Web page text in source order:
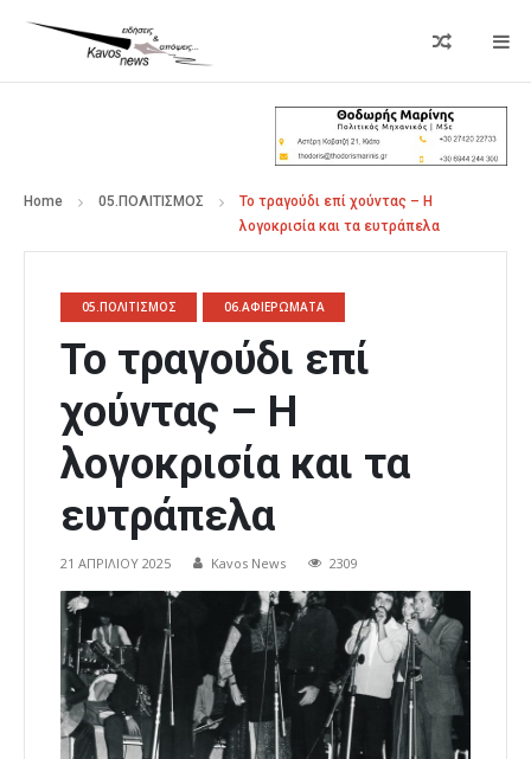
Home 05.ΠΟΛΙΤΙΣΜΟΣ
To τραγούδι επί χούντας – Η
λογοκρισία και τα ευτράπελα
05.ΠΟΛΙΤΙΣΜΟΣ 06.ΑΦΙΕΡΩΜΑΤΑ
To τραγούδι επί
χούντας – Η
λογοκρισία και τα
ευτράπελα
21 ΑΠΡΙΛΊΟΥ 2025 Kavos News 2309